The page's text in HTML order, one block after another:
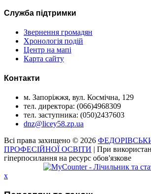
Служба підтримки
Звернення громадян
Хронологія подій
Центр на мапі
Карта сайту
Контакти
м. Запоріжжя, вул. Космічна, 129
тел. директора: (066)4968309
тел. заступника: (050)2437603
dnz@licey58.zp.ua
Всі права захищено © 2026
ПРОФЕСІЙНОЇ ОСВІТИ | При
гіперпосилання на ресурс обов'язкове
x